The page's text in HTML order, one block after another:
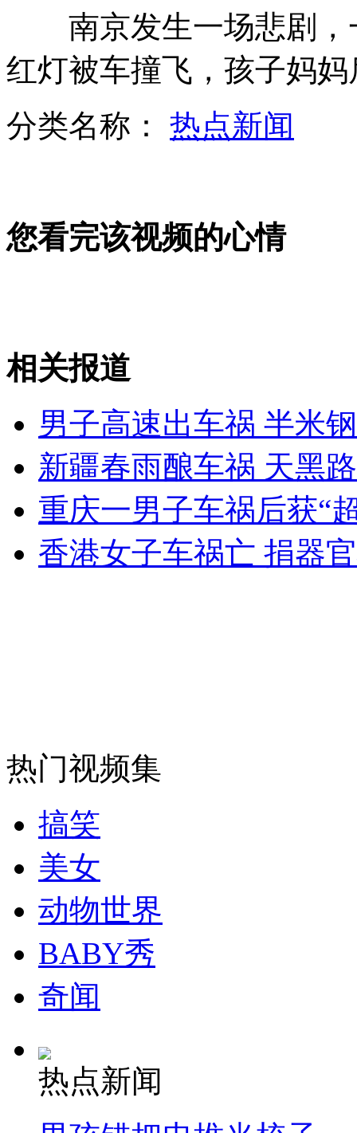
毛驴拉面包车 网友感叹省油又环保
男子无证驾驶耍赖 撞警车咬民警
最聪明冠军狗帮主人开冰箱拿啤酒
山西运城恶犬咬伤多人 警民合力深夜将其击毙
女孩北京地铁殴打老人 痛下狠手拳打脚踢
无痛分娩是否安全 医生回应
外交部：反对强权政治霸凌主义
走！跟着总书记去植树
消防员救轻生者
纽约上演“枕头大战”
司机酒驾遇交警 急速倒车逃窜
南京发生一场悲剧，
红灯被车撞飞，孩子妈
分类名称： 热点新闻
您看完该视频的心情
相关报道
男子高速出车祸 半米
新疆春雨酿车祸 天黑
重庆一男子车祸后获“
香港女子车祸亡 捐器
热门视频集
搞笑
美女
动物世界
BABY秀
奇闻
热点新闻